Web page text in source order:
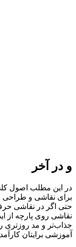
و در آخر
در این مطلب اصول
برای نقاشی و طراحی
حتی اگر در نقاشی
نقاشی روی پارچه از
جذاب‌تر و مد روزتری
آموزشی برایتان